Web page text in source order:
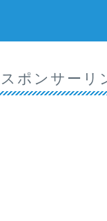
スポンサーリ